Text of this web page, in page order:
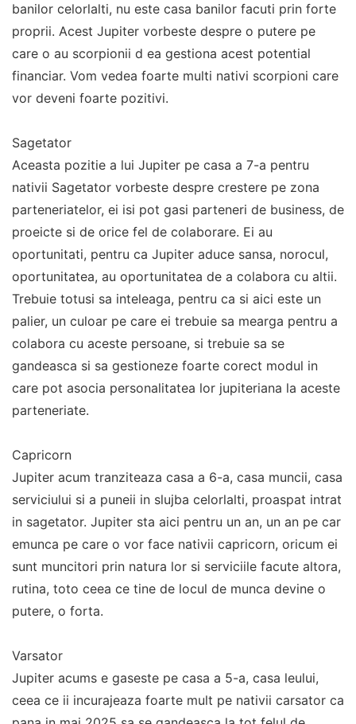
banilor celorlalti, nu este casa banilor facuti prin forte
proprii. Acest Jupiter vorbeste despre o putere pe
care o au scorpionii d ea gestiona acest potential
financiar. Vom vedea foarte multi nativi scorpioni care
vor deveni foarte pozitivi.
Sagetator
Aceasta pozitie a lui Jupiter pe casa a 7-a pentru
nativii Sagetator vorbeste despre crestere pe zona
parteneriatelor, ei isi pot gasi parteneri de business, de
proeicte si de orice fel de colaborare. Ei au
oportunitati, pentru ca Jupiter aduce sansa, norocul,
oportunitatea, au oportunitatea de a colabora cu altii.
Trebuie totusi sa inteleaga, pentru ca si aici este un
palier, un culoar pe care ei trebuie sa mearga pentru a
colabora cu aceste persoane, si trebuie sa se
gandeasca si sa gestioneze foarte corect modul in
care pot asocia personalitatea lor jupiteriana la aceste
parteneriate.
Capricorn
Jupiter acum tranziteaza casa a 6-a, casa muncii, casa
serviciului si a puneii in slujba celorlalti, proaspat intrat
in sagetator. Jupiter sta aici pentru un an, un an pe car
emunca pe care o vor face nativii capricorn, oricum ei
sunt muncitori prin natura lor si serviciile facute altora,
rutina, toto ceea ce tine de locul de munca devine o
putere, o forta.
Varsator
Jupiter acums e gaseste pe casa a 5-a, casa leului,
ceea ce ii incurajeaza foarte mult pe nativii carsator ca